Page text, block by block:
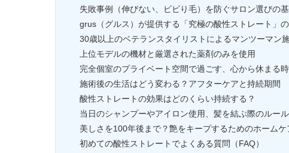
失敗事例（伸びない、ビビり毛）を防ぐサロン選びの
grus（グルス）が提供する「究極の酸性ストレート」
30歳以上のベテランスタイリストによるマンツーマン
上位モデルの機材と厳選された薬剤のみを使用
完全個室のプライベート空間で過ごす、心から休まる
施術後の生活はどう変わる？アフターケアと持続期間
酸性ストレートの効果はどのくらい持続する？
当日のシャンプーやアイロン使用、髪を結ぶ際のルール
美しさを100年後まで？艶をキープするためのホームケ
初めての酸性ストレートでよくある質問（FAQ）